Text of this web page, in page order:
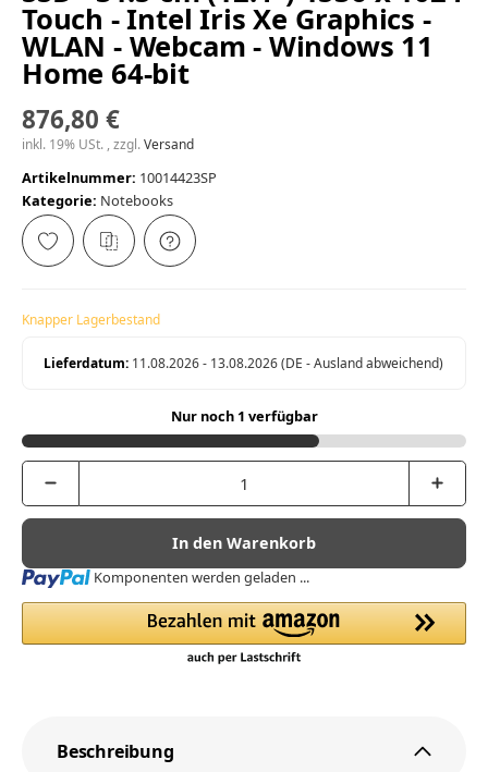
Touch - Intel Iris Xe Graphics -
WLAN - Webcam - Windows 11
Home 64-bit
876,80 €
inkl. 19% USt. , zzgl.Versand
Artikelnummer: 10014423SP
Kategorie: Notebooks
Knapper Lagerbestand
Lieferdatum: 11.08.2026 - 13.08.2026(DE - Ausland abweichend)
Nur noch 1 verfügbar
In den Warenkorb
Loading... Komponenten werden geladen ...
Beschreibung